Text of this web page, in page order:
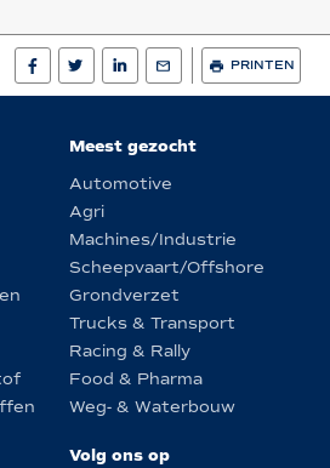
PRINTEN
Meest gezocht
Automotive
Agri
Machines/Industrie
Scheepvaart/Offshore
Grondverzet
Trucks & Transport
Racing & Rally
Food & Pharma
Weg- & Waterbouw
Volg ons op